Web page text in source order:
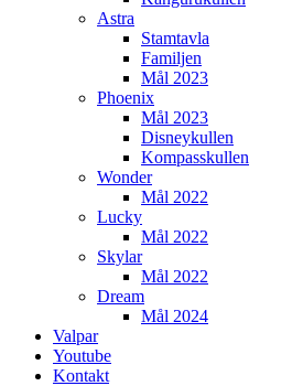
Astra
Stamtavla
Familjen
Mål 2023
Phoenix
Mål 2023
Disneykullen
Kompasskullen
Wonder
Mål 2022
Lucky
Mål 2022
Skylar
Mål 2022
Dream
Mål 2024
Valpar
Youtube
Kontakt